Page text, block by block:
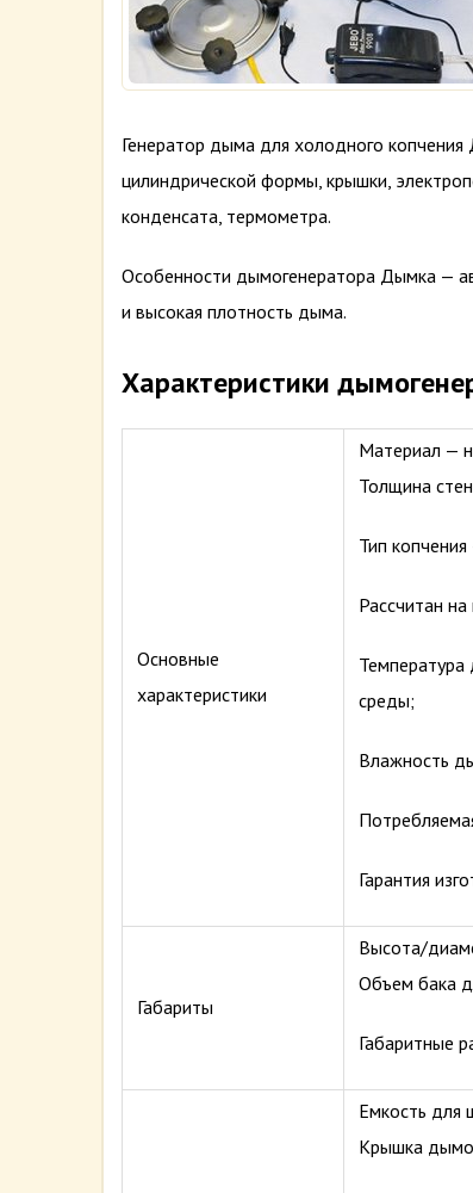
Генератор дыма для холодного
цилиндрической формы, крышки,
конденсата, термометра.
Особенности дымогенератора Дымка —
и высокая плотность дыма.
Характеристики
Основные
характеристики
Материал —
Толщина
Тип
Рассчитан
среды;
Влажность
Гарантия
Габариты
Высота/
Объем бака
Габаритные
Емкость
Крышка